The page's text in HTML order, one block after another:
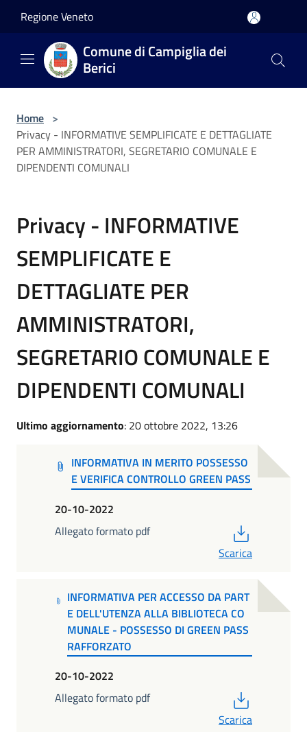
Regione Veneto
Comune di Campiglia dei
Berici
Home >
Privacy - INFORMATIVE SEMPLIFICATE E DETTAGLIATE
PER AMMINISTRATORI, SEGRETARIO COMUNALE E
DIPENDENTI COMUNALI
Privacy - INFORMATIVE
SEMPLIFICATE E
DETTAGLIATE PER
AMMINISTRATORI,
SEGRETARIO COMUNALE E
DIPENDENTI COMUNALI
Ultimo aggiornamento: 20 ottobre 2022, 13:26
INFORMATIVA IN MERITO POSSESSO
E VERIFICA CONTROLLO GREEN PASS
20-10-2022
Allegato formato pdf
Scarica
INFORMATIVA PER ACCESSO DA PART
E DELL'UTENZA ALLA BIBLIOTECA CO
MUNALE - POSSESSO DI GREEN PASS
RAFFORZATO
20-10-2022
Allegato formato pdf
Scarica